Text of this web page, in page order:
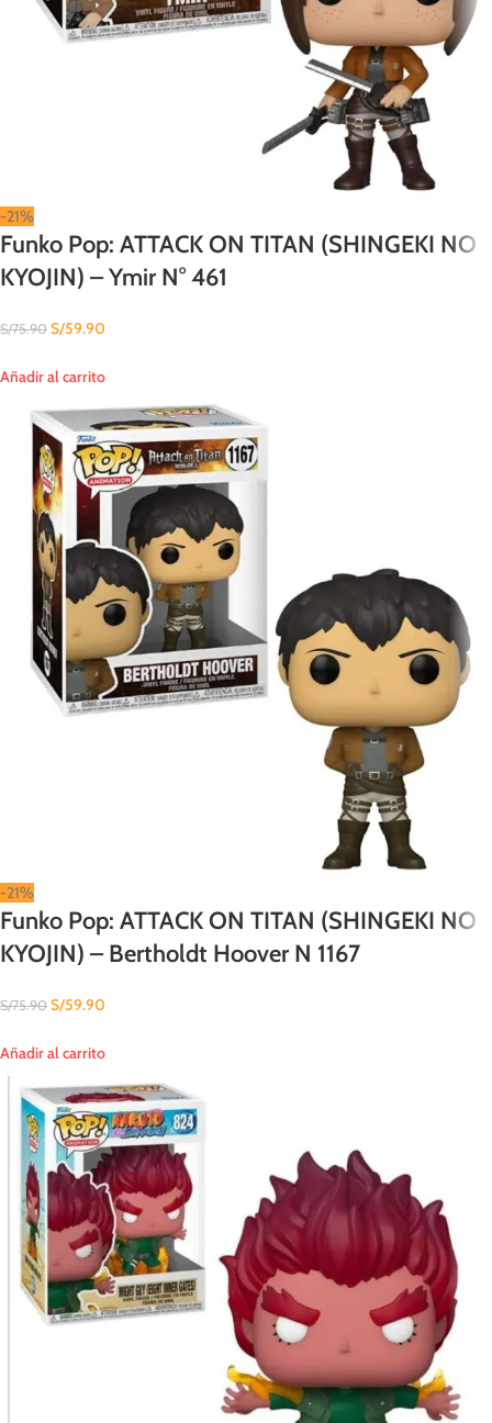
-21%
Funko Pop: ATTACK ON TITAN (SHINGEKI NO
KYOJIN) – Ymir N° 461
S/75.90 S/59.90
Añadir al carrito
-21%
Funko Pop: ATTACK ON TITAN (SHINGEKI NO
KYOJIN) – Bertholdt Hoover N 1167
S/75.90 S/59.90
Añadir al carrito